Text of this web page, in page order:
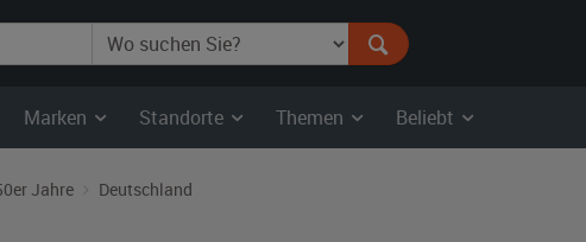
Marken Standorte Themen Beliebt
Jahre Deutschland